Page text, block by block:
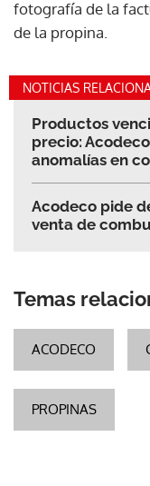
fotografía de la
de la propina.
NOTICIAS
Productos
precio:
anomalías en
Acodeco pide
venta de
Temas
ACODECO
PROPINAS